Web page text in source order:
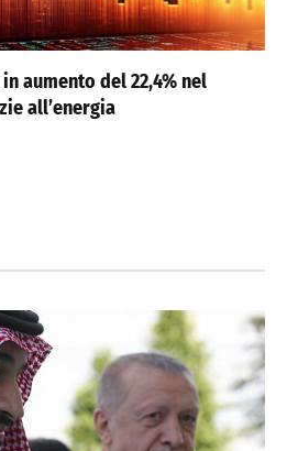
aumento del 22,4% nel
all’energia